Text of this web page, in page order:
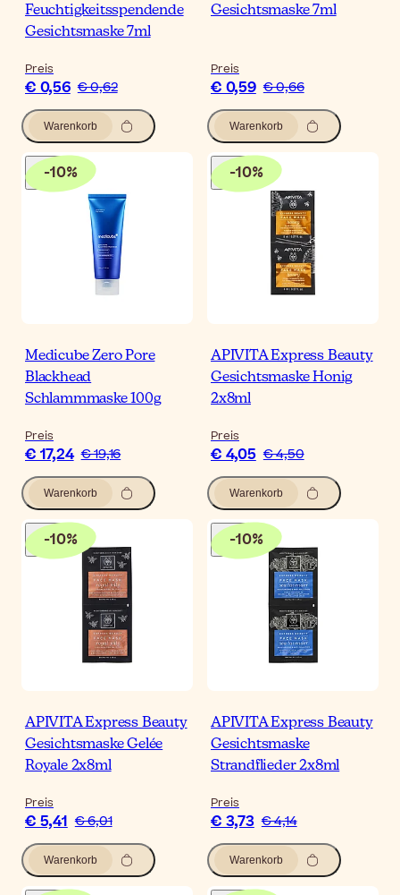
Feuchtigkeitsspendende
Gesichtsmaske 7ml
Preis
€ 0,56 € 0,62
Warenkorb
Gesichtsmaske 7ml
Preis
€ 0,59 € 0,66
Warenkorb
-10%
Medicube Zero Pore
Blackhead
Schlammmaske 100g
Preis
€ 17,24 € 19,16
Warenkorb
-10%
APIVITA Express Beauty
Gesichtsmaske Honig
2x8ml
Preis
€ 4,05 € 4,50
Warenkorb
-10%
APIVITA Express Beauty
Gesichtsmaske Gelée
Royale 2x8ml
Preis
€ 5,41 € 6,01
Warenkorb
-10%
APIVITA Express Beauty
Gesichtsmaske
Strandflieder 2x8ml
Preis
€ 3,73 € 4,14
Warenkorb